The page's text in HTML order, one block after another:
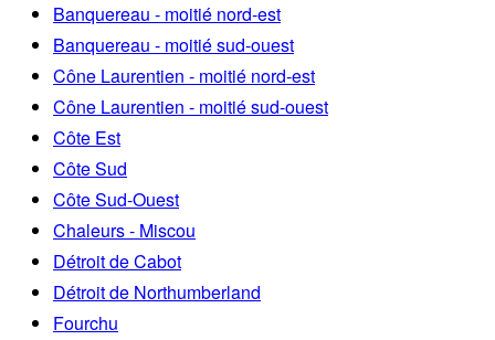
Banquereau - moitié nord-est
Banquereau - moitié sud-ouest
Cône Laurentien - moitié nord-est
Cône Laurentien - moitié sud-ouest
Côte Est
Côte Sud
Côte Sud-Ouest
Chaleurs - Miscou
Détroit de Cabot
Détroit de Northumberland
Fourchu